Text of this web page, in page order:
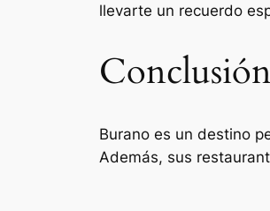
llevarte un recuerdo
Burano es un destino
Además, sus